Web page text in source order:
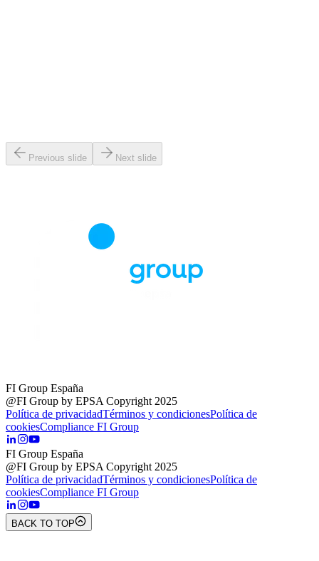
Previous slide Next slide
FI Group España
@FI Group by EPSA Copyright 2025
Política de privacidadTérminos y condicionesPolítica de
cookiesCompliance FI Group
FI Group España
@FI Group by EPSA Copyright 2025
Política de privacidadTérminos y condicionesPolítica de
cookiesCompliance FI Group
BACK TO TOP